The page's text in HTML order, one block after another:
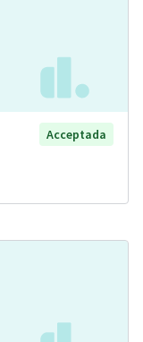
Acceptada